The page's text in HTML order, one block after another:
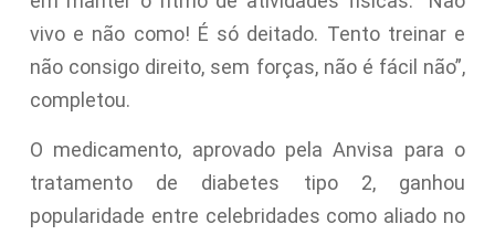
vivo e não como! É só deitado. Tento treinar e
não consigo direito, sem forças, não é fácil não”,
completou.
O medicamento, aprovado pela Anvisa para o
tratamento de diabetes tipo 2, ganhou
popularidade entre celebridades como aliado no